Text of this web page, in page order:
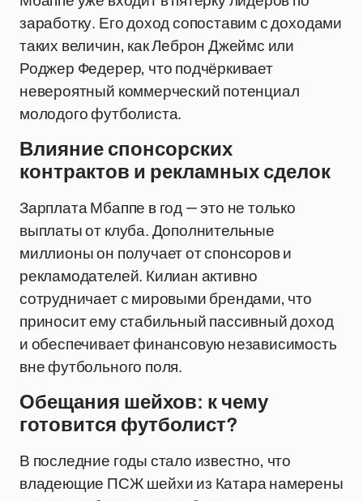
заработку. Его доход сопоставим с доходами
таких величин, как Леброн Джеймс или
Роджер Федерер, что подчёркивает
невероятный коммерческий потенциал
молодого футболиста.
Влияние спонсорских
контрактов и рекламных сделок
Зарплата Мбаппе в год — это не только
выплаты от клуба. Дополнительные
миллионы он получает от спонсоров и
рекламодателей. Килиан активно
сотрудничает с мировыми брендами, что
приносит ему стабильный пассивный доход
и обеспечивает финансовую независимость
вне футбольного поля.
Обещания шейхов: к чему
готовится футболист?
В последние годы стало известно, что
владеющие ПСЖ шейхи из Катара намерены